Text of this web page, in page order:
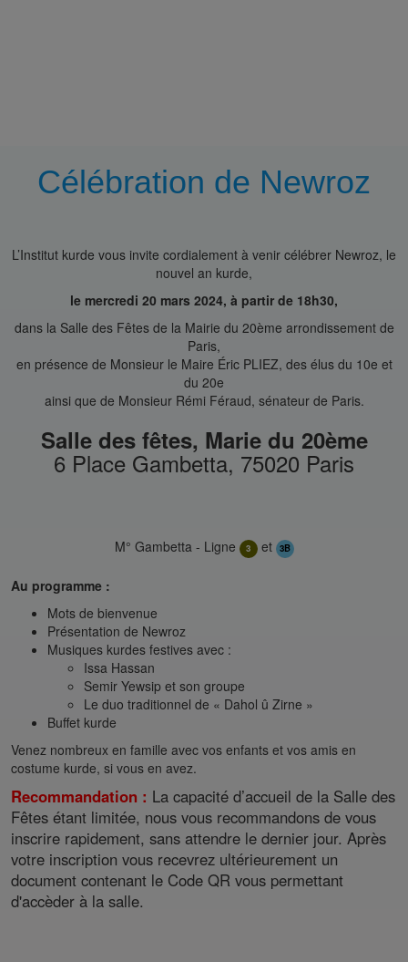
Célébration de Newroz
L’Institut kurde vous invite cordialement à venir célébrer Newroz, le
nouvel an kurde,
le mercredi 20 mars 2024, à partir de 18h30,
dans la Salle des Fêtes de la Mairie du 20ème arrondissement de
Paris,
en présence de Monsieur le Maire Éric PLIEZ, des élus du 10e et
du 20e
ainsi que de Monsieur Rémi Féraud, sénateur de Paris.
Salle des fêtes, Marie du 20ème
6 Place Gambetta, 75020 Paris
M° Gambetta - Ligne 3 et 3B
Au programme :
Mots de bienvenue
Présentation de Newroz
Musiques kurdes festives avec :
Issa Hassan
Semir Yewsip et son groupe
Le duo traditionnel de « Dahol û Zirne »
Buffet kurde
Venez nombreux en famille avec vos enfants et vos amis en
costume kurde, si vous en avez.
Recommandation : La capacité d’accueil de la Salle des
Fêtes étant limitée, nous vous recommandons de vous
inscrire rapidement, sans attendre le dernier jour. Après
votre inscription vous recevrez ultérieurement un
document contenant le Code QR vous permettant
d'accèder à la salle.